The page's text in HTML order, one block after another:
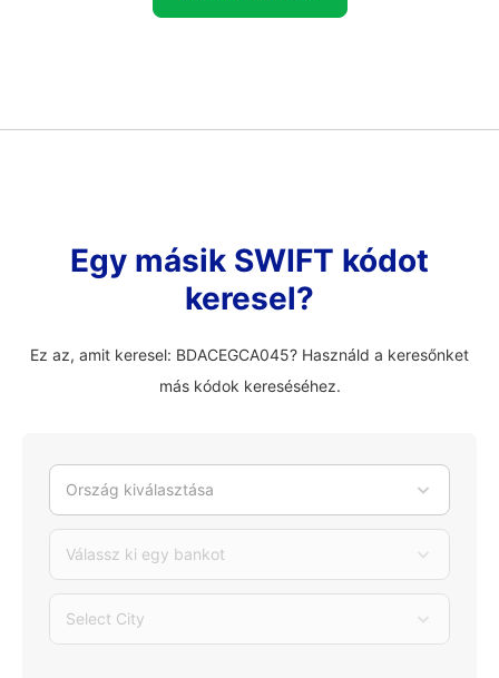
Egy másik SWIFT kódot
keresel?
Ez az, amit keresel: BDACEGCA045? Használd a keresőnket
más kódok kereséséhez.
Ország kiválasztása
Válassz ki egy bankot
Select City